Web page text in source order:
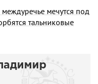
мечутся под
тальниковые